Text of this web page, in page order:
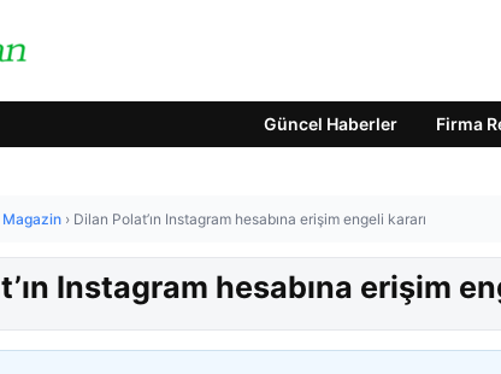
Güncel Haberler Firma
Magazin › Dilan Polat’ın Instagram hesabına erişim engeli kararı
Instagram hesabına erişim